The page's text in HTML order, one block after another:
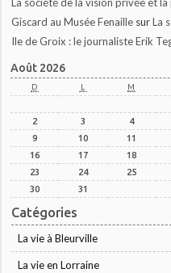
Giscard au Musée Fenaille surLa
Ile de Groix : le journaliste Erik
Août 2026
D L M
2
3 4
9
10 11
16
17 18
23
24 25
30
31
Catégories
La vie à Bleurville
La vie en Lorraine